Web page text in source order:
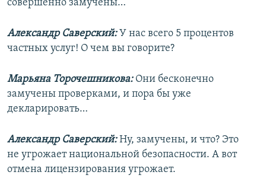
совершенно замучены…
Александр Саверский:У нас всего 5 процентов
частных услуг! О чем вы говорите?
Марьяна Торочешникова:Они бесконечно
замучены проверками, и пора бы уже
декларировать…
Александр Саверский:Ну, замучены, и что? Это
не угрожает национальной безопасности. А вот
отмена лицензирования угрожает.